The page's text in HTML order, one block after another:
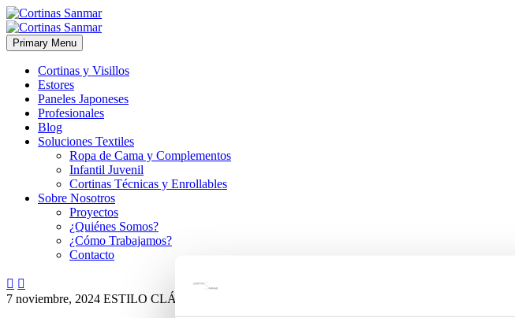
Primary Menu
Cortinas y Visillos
Estores
Paneles Japoneses
Profesionales
Blog
Soluciones Textiles
Ropa de Cama y Complementos
Infantil Juvenil
Cortinas Técnicas y Enrollables
Sobre Nosotros
Proyectos
¿Quiénes Somos?
¿Cómo Trabajamos?
Contacto
 
7 noviembre, 2024 ESTILO CLÁSICO